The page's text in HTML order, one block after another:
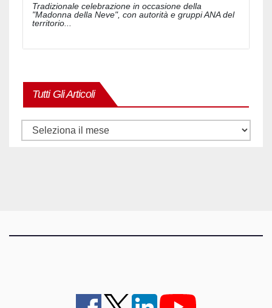
Tradizionale celebrazione in occasione della
"Madonna della Neve", con autorità e gruppi ANA del
territorio...
Tutti Gli Articoli
Tutti